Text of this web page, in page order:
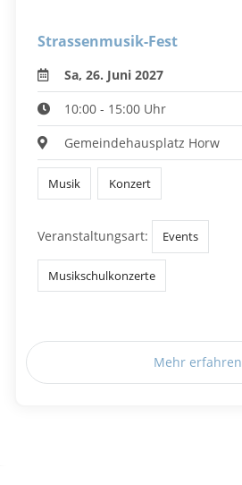
Strassenmusik-Fest
Sa, 26. Juni 2027
10:00 - 15:00 Uhr
Gemeindehausplatz Horw
Musik Konzert
Veranstaltungsart: Events
Musikschulkonzerte
Mehr erfahren